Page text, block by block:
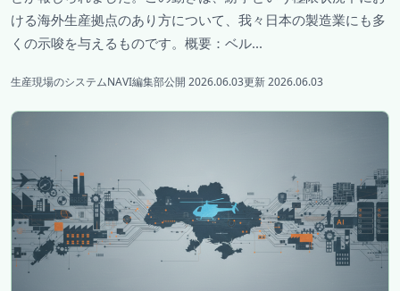
ける海外生産拠点のあり方について、我々日本の製造業にも多
くの示唆を与えるものです。概要：ベル...
生産現場のシステムNAVI編集部公開 2026.06.03更新 2026.06.03